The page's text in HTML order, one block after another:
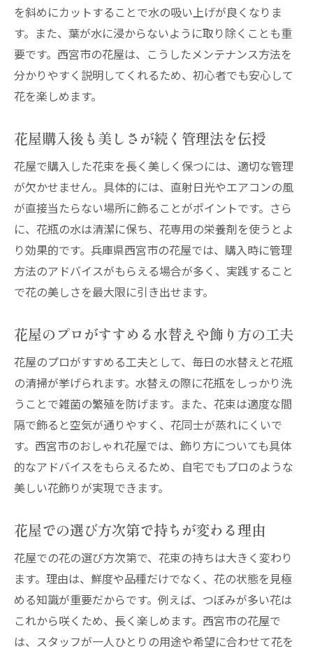
を斜めにカットすることで水の吸い上げが良くなりま
す。また、葉が水に浸からないように取り除くことも重
要です。西宮市の花屋は、こうしたメンテナンス方法を
分かりやすく説明してくれるため、初心者でも安心して
花を楽しめます。
花屋購入後も美しさが続く管理法を伝授
花屋で購入した花束を長く美しく保つには、適切な管理
が欠かせません。具体的には、直射日光やエアコンの風
が直接当たらない場所に飾ることがポイントです。さら
に、花瓶の水は清潔に保ち、花専用の栄養剤を使うとよ
り効果的です。兵庫県西宮市の花屋では、購入時に管理
方法のアドバイスがもらえる場合が多く、実践すること
で花の美しさを最大限に引き出せます。
花屋のプロがすすめる水替えや飾り方の工夫
花屋のプロがすすめる工夫として、毎日の水替えと花瓶
の清掃が挙げられます。水替えの際に花瓶をしっかり洗
うことで雑菌の繁殖を防げます。また、花束は適度な間
隔で飾ると空気が通りやすく、花同士が蒸れにくいで
す。西宮市のおしゃれ花屋では、飾り方についても具体
的なアドバイスをもらえるため、自宅でもプロのような
美しい花飾りが実現できます。
花屋での選び方次第で持ちが変わる理由
花屋での花の選び方次第で、花束の持ちは大きく変わり
ます。理由は、鮮度や品種だけでなく、花の状態を見極
める知識が重要だからです。例えば、つぼみが多い花は
これから咲くため、長く楽しめます。西宮市の花屋で
は、スタッフが一人ひとりの用途や希望に合わせて花を